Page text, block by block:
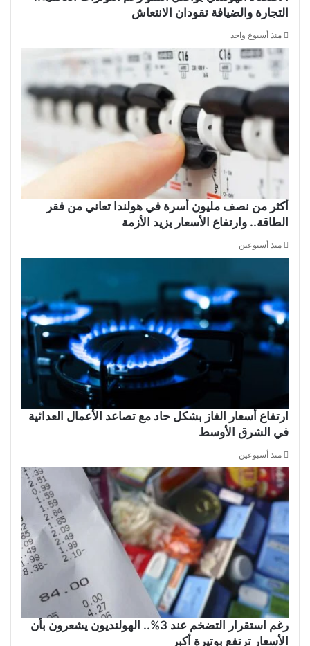
التجارة والضيافة تقودان الانتعاش
منذ أسبوع واحد
أكثر من نصف مليون أسرة في هولندا تعاني من فقر
الطاقة.. وارتفاع الأسعار يزيد الأزمة
منذ أسبوعين
ارتفاع أسعار الغاز بشكل حاد مع تصاعد الأعمال العدائية
في الشرق الأوسط
منذ أسبوعين
رغم استقرار التضخم عند 3%.. الهولنديون يشعرون بأن
الأسعار ترتفع بوتيرة أكبر